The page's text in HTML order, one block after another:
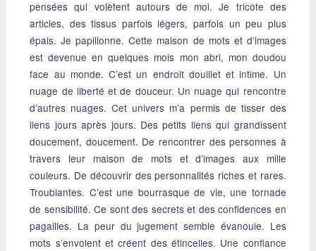
pensées qui volètent autours de moi. Je tricote des
articles, des tissus parfois légers, parfois un peu plus
épais. Je papillonne. Cette maison de mots et d’images
est devenue en quelques mois mon abri, mon doudou
face au monde. C’est un endroit douillet et intime. Un
nuage de liberté et de douceur. Un nuage qui rencontre
d’autres nuages. Cet univers m’a permis de tisser des
liens jours après jours. Des petits liens qui grandissent
doucement, doucement. De rencontrer des personnes à
travers leur maison de mots et d’images aux mille
couleurs. De découvrir des personnalités riches et rares.
Troublantes. C’est une bourrasque de vie, une tornade
de sensibilité. Ce sont des secrets et des confidences en
pagailles. La peur du jugement semble évanouie. Les
mots s’envolent et créent des étincelles. Une confiance